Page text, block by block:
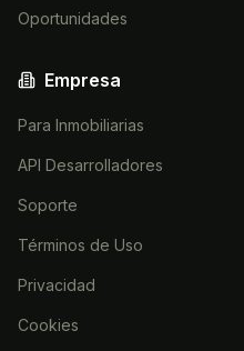
Oportunidades
Empresa
Para Inmobiliarias
API Desarrolladores
Soporte
Términos de Uso
Privacidad
Cookies